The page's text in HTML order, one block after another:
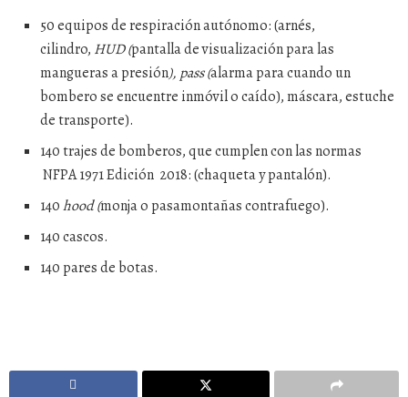
50 equipos de respiración autónomo: (arnés,
cilindro, HUD (pantalla de visualización para las
mangueras a presión), pass (alarma para cuando un
bombero se encuentre inmóvil o caído), máscara, estuche
de transporte).
140 trajes de bomberos, que cumplen con las normas
NFPA 1971 Edición 2018: (chaqueta y pantalón).
140hood (monja o pasamontañas contrafuego).
140 cascos.
140 pares de botas.